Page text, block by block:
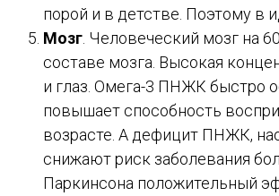
порой и в детстве. Поэтому в
Мозг . Человеческий мозг на
составе мозга. Высокая
и глаз. Омега-3 ПНЖК быстро
повышает способность
возрасте. А дефицит ПНЖК,
снижают риск заболевания
Паркинсона положительный